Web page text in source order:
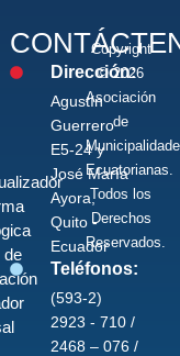
de
Dirección:
Agustín
Guerrero
E5-24 y
José María
Ayora,
Quito -
Ecuador
Teléfonos:
(593-2)
2923 - 710 /
2468 – 076 /
Copyright
© 2026
Asociación
de
Ecuatorianas.
Todos los
Derechos
Reservados.